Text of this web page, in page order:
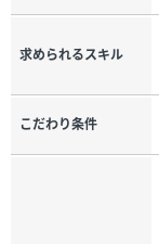
求められるスキル
こだわり条件